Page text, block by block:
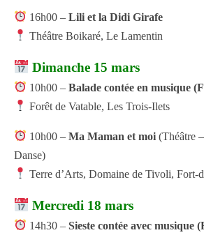
16h00 –Lili et la Didi Girafe
Théâtre Boikaré,Le Lamentin
Dimanche 15 mars
10h00 –Balade contée en musique
Forêt de Vatable,Les Trois-Ilets
10h00 –Ma Maman et moi (Théâtre
Danse)
Terre d’Arts, Domaine de Tivoli,Fort-
Mercredi 18 mars
14h30 –Sieste contée avec musique